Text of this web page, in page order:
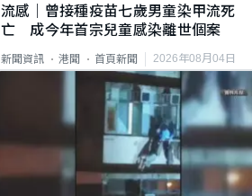
流感｜曾接種疫苗七歲男童染甲流死
亡 成今年首宗兒童感染離世個案
新聞資訊 港聞 首頁新聞 2026年08月04日